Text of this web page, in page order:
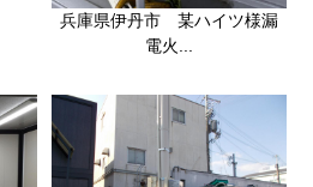
兵庫県伊丹市 某ハイツ様漏
電火...